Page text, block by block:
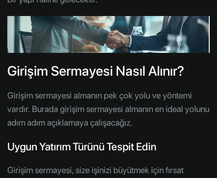
Girişim Sermayesi Nasıl Alınır?
Girişim sermayesi almanın pek çok yolu ve yöntemi
vardır. Burada girişim sermayesi almanın en ideal yolunu
adım adım açıklamaya çalışacağız.
Uygun Yatırım Türünü Tespit Edin
Girişim sermayesi, size işinizi büyütmek için fırsat